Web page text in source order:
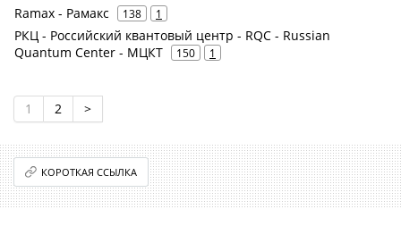
Ramax - Рамакс 138 1
РКЦ - Российский квантовый центр - RQC - Russian
Quantum Center - МЦКТ
150 1
1 2 >
КОРОТКАЯ ССЫЛКА